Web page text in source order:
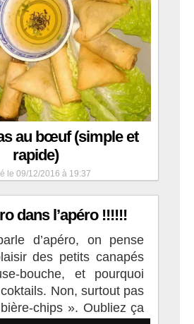
au bœuf (simple et
rapide)
le 09/12/2016 à 19:37
dans l’apéro !!!!!!
d’apéro, on pense
des petits canapés
bouche, et pourquoi
Non, surtout pas
chips ». Oubliez ça